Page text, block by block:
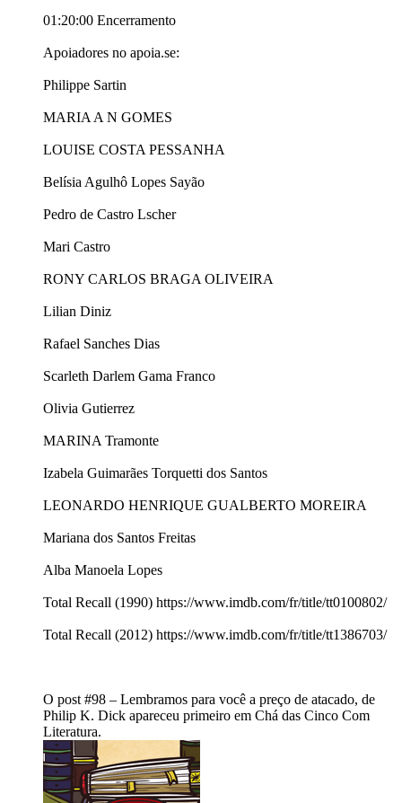
01:20:00 Encerramento
Apoiadores no apoia.se:
Philippe Sartin
MARIA A N GOMES
LOUISE COSTA PESSANHA
Belísia Agulhô Lopes Sayão
Pedro de Castro Lscher
Mari Castro
RONY CARLOS BRAGA OLIVEIRA
Lilian Diniz
Rafael Sanches Dias
Scarleth Darlem Gama Franco
Olivia Gutierrez
MARINA Tramonte
Izabela Guimarães Torquetti dos Santos
LEONARDO HENRIQUE GUALBERTO MOREIRA
Mariana dos Santos Freitas
Alba Manoela Lopes
Total Recall (1990) https://www.imdb.com/fr/title/tt0100802/
Total Recall (2012) https://www.imdb.com/fr/title/tt1386703/
O post #98 – Lembramos para você a preço de atacado, de
Philip K. Dick apareceu primeiro em Chá das Cinco Com
Literatura.